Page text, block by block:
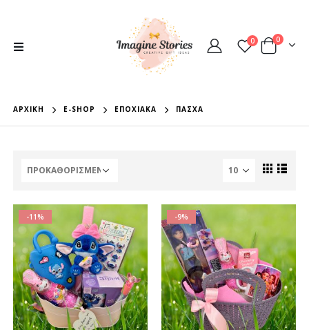
0 0
ΑΡΧΙΚΉ E-SHOP ΕΠΟΧΙΑΚΆ ΠΆΣΧΑ
-11% -9%